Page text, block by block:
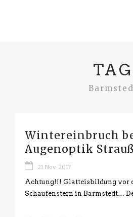
TAG
Wintereinbruch
Augenoptik Strauß
21 Nov. 2017
Achtung!!! Glatteisbildung vor
Schaufenstern in Barmstedt…